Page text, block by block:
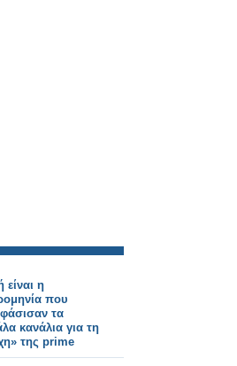
είναι η
που
τα
κανάλια για τη
της prime